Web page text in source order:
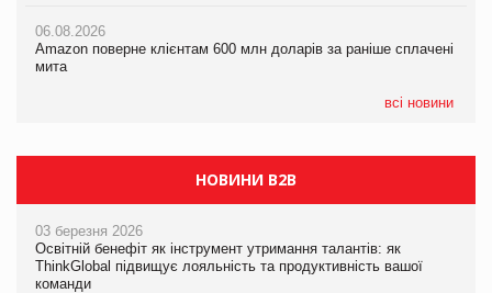
06.08.2026
Amazon поверне клієнтам 600 млн доларів за раніше сплачені
мита
всі новини
05.08.2026
Сергій Лісунов про заморожені хлібобулочні вироби на
05.08.2026
У Євросоюзі набули чинності нові правила щодо штучного
інтелекту
НОВИНИ B2B
03 березня 2026
Освітній бенефіт як інструмент утримання талантів: як
ThinkGlobal підвищує лояльність та продуктивність вашої
команди